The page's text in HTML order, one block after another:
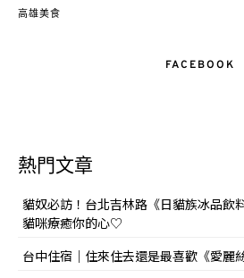
高雄美食
FACEBOOK
熱門文章
貓奴必訪！台北吉林路《日貓族冰品飲
貓咪療癒你的心♡
台中住宿｜住來住去還是最喜歡《愛麗